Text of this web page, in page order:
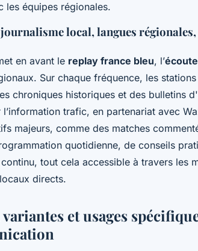
les équipes régionales.
local, langues
en avant le replay france bleu, l’
Sur chaque fréquence, les
chroniques historiques et des bulletins d'
l’information trafic, en partenariat avec
majeurs, comme des matches
quotidienne, de conseils
continu, tout cela accessible à travers les
directs.
et usages